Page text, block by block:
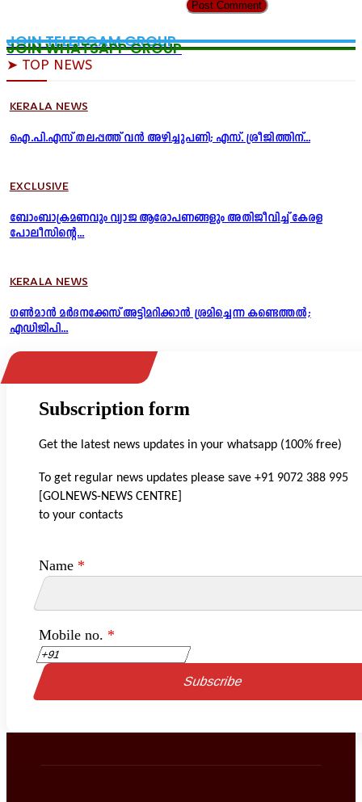
JOIN TELERGAM GROUP
JOIN WHATSAPP GROUP
➤ TOP NEWS
KERALA NEWS
ഐ.പി.എസ് തലപ്പത്ത് വൻ അഴിച്ചുപണി; എസ്. ശ്രീജിത്തിന്...
EXCLUSIVE
ബോംബാക്രമണവും വ്യാജ ആരോപണങ്ങളും അതിജീവിച്ച് കേരള
പോലീസിന്റെ...
KERALA NEWS
ഗൺമാൻ മർദനക്കേസ് അട്ടിമറിക്കാൻ ശ്രമിച്ചെന്ന കണ്ടെത്തൽ;
എഡിജിപി...
Subscription form
Get the latest news updates in your whatsapp (100% free)
To get regular news updates please save +91 9072 388 995
[GOLNEWS-NEWS CENTRE]
to your contacts
Name *
Mobile no. *